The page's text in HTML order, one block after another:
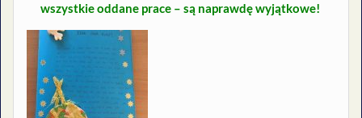
wszystkie oddane prace – są naprawdę wyjątkowe!